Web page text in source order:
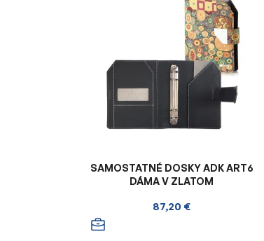
SAMOSTATNÉ DOSKY ADK ART6
DÁMA V ZLATOM
87,20 €